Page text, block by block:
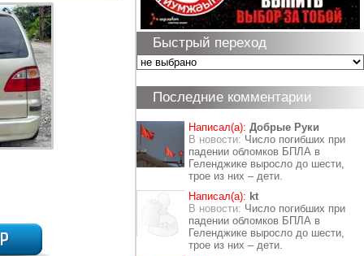
Быстрый переход
Последние комментарии
Написал(а): Добрые Руки
В новости: Число погибших при
падении обломков БПЛА в
Геленджике выросло до шести,
трое из них – дети.
Написал(а): kt
В новости: Число погибших при
падении обломков БПЛА в
Геленджике выросло до шести,
трое из них – дети.